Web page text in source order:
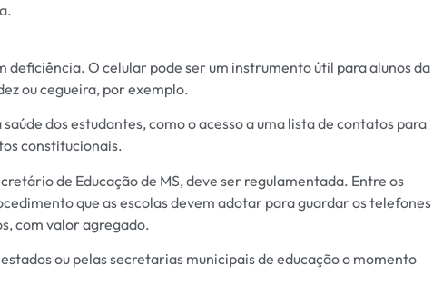
deficiência. O celular pode ser um instrumento útil para alunos da
ou cegueira, por exemplo.
dos estudantes, como o acesso a uma lista de contatos para
constitucionais.
de Educação de MS, deve ser regulamentada. Entre os
que as escolas devem adotar para guardar os telefones
com valor agregado.
ou pelas secretarias municipais de educação o momento